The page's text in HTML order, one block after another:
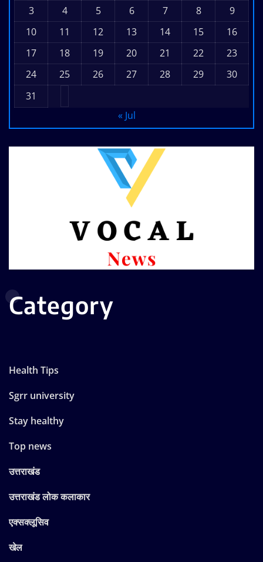
3
4 5 6 7 8
9
10
11 12 13 14 15
16
17
18 19 20 21 22
23
24
25 26 27 28 29
30
31
« Jul
Category
Health Tips
Sgrr university
Stay healthy
Top news
उत्तराखंड
उत्तराखंड लोक कलाकार
एक्सक्लूसिव
खेल